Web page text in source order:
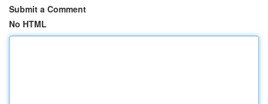
Submit a Comment
No HTML